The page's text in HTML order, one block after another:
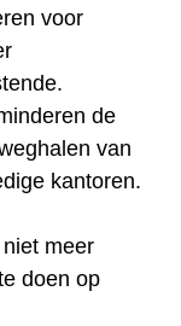
voor
de
van
kantoren.
meer
doen op